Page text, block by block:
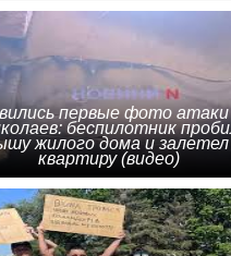
первые фото атаки
беспилотник
жилого дома и залетел
квартиру (видео)